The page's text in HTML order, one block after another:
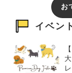
お
イベン